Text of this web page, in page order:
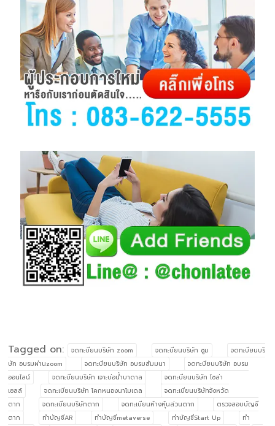
Tagged on: จดทะบียนบริษัท zoom จดทะบียนบริษัท ซูม
จดทะบียนบริ
ษัท อบรมผ่านzoom
จดทะบียนบริษัท อบรมสัมมนา
จดทะบียนบริษัท อบรม
ออนไลน์
จดทะบียนบริษัท เจาะบ่อน้ำบาดาล
จดทะบียนบริษัท โซล่า
เซลล์
จดทะเบียนบริษัท โคกหนองนาโมเดล
จดทะเบียนบริษัทจังหวัด
ตาก
จดทะเบียนบริษัทตาก จดทะเบียนห้างหุ้นส่วนตาก
ตรวจสอบบัญชี
ตาก
ทำบัญชีAR ทำบัญชีmetaverse ทำบัญชีStart Up
ทำ